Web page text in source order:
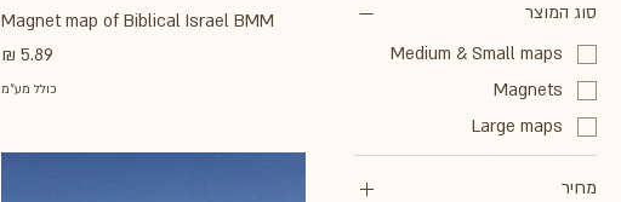
סוג המוצר
Medium & Small maps
Magnets
Large maps
מחיר
Magnet map of Biblical Israel BMM
מחיר
כולל מע״מ